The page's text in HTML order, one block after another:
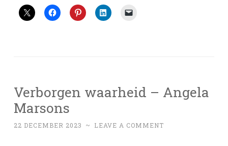
Verborgen waarheid – Angela
Marsons
22 DECEMBER 2023 ~ LEAVE A COMMENT